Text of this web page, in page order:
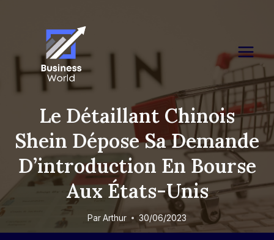
Le Détaillant Chinois
Shein Dépose Sa Demande
D’introduction En Bourse
Aux États-Unis
ParArthur 30/06/2023